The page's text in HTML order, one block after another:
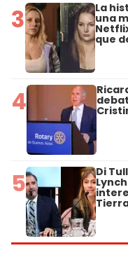
3 La
una
que
4
5 Di